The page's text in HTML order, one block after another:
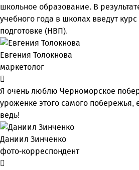
школьное образование. В
учебного года в школах введут
подготовке (НВП).
Евгения Толокнова
маркетолог
Я очень люблю Черноморское
уроженке этого самого побережья,
ведь!
Даниил Зинченко
фото-корреспондент